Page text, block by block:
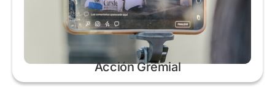
Acción Gremial